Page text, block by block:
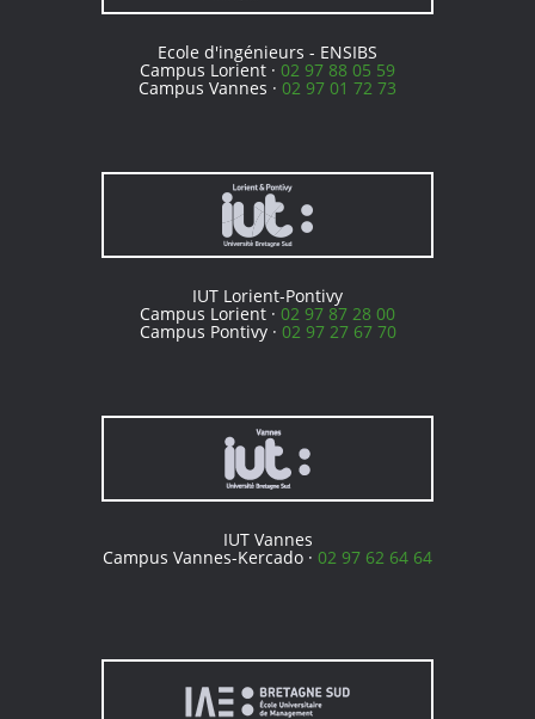
Ecole d'ingénieurs - ENSIBS
Campus Lorient · 02 97 88 05 59
Campus Vannes · 02 97 01 72 73
IUT Lorient-Pontivy
Campus Lorient · 02 97 87 28 00
Campus Pontivy · 02 97 27 67 70
IUT Vannes
Campus Vannes-Kercado · 02 97 62 64 64